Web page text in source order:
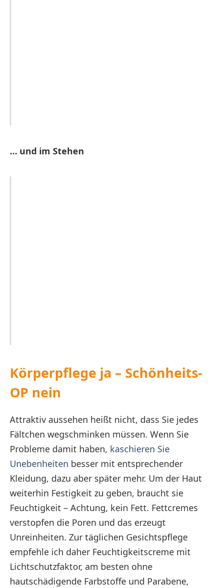
… und im Stehen
Körperpflege ja – Schönheits-
OP nein
Attraktiv aussehen heißt nicht, dass Sie jedes
Fältchen wegschminken müssen. Wenn Sie
Probleme damit haben, kaschieren Sie
Unebenheiten besser mit entsprechender
Kleidung, dazu aber später mehr. Um der Haut
weiterhin Festigkeit zu geben, braucht sie
Feuchtigkeit – Achtung, kein Fett. Fettcremes
verstopfen die Poren und das erzeugt
Unreinheiten. Zur täglichen Gesichtspflege
empfehle ich daher Feuchtigkeitscreme mit
Lichtschutzfaktor, am besten ohne
hautschädigende Farbstoffe und Parabene,